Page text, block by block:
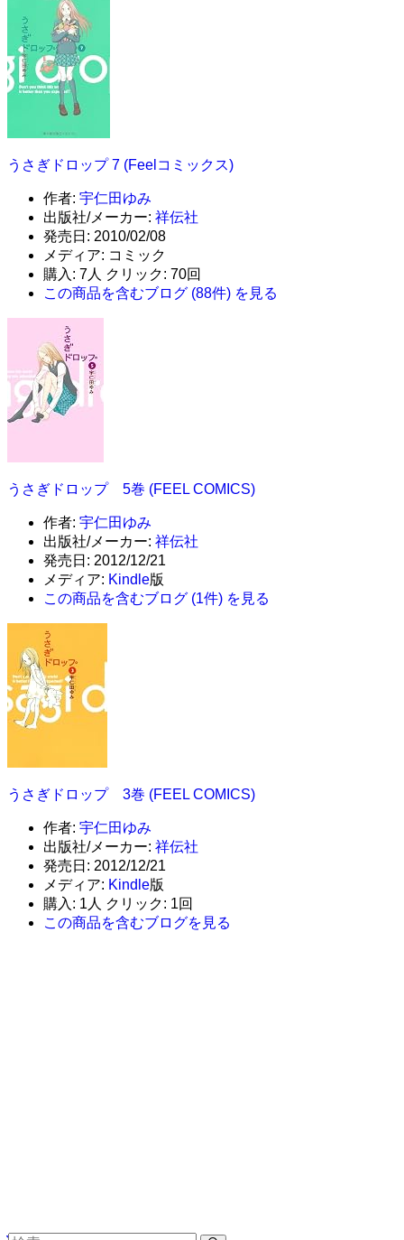
うさぎドロップ 7 (Feelコミックス)
作者: 宇仁田ゆみ
出版社/メーカー: 祥伝社
発売日: 2010/02/08
メディア: コミック
購入 : 7人 クリック: 70回
この商品を含むブログ (88件) を見る
うさぎドロップ 5巻 (FEEL COMICS)
作者: 宇仁田ゆみ
出版社/メーカー: 祥伝社
発売日: 2012/12/21
メディア: Kindle版
この商品を含むブログ (1件) を見る
うさぎドロップ 3巻 (FEEL COMICS)
作者: 宇仁田ゆみ
出版社/メーカー: 祥伝社
発売日: 2012/12/21
メディア: Kindle版
購入 : 1人 クリック: 1回
この商品を含むブログを見る